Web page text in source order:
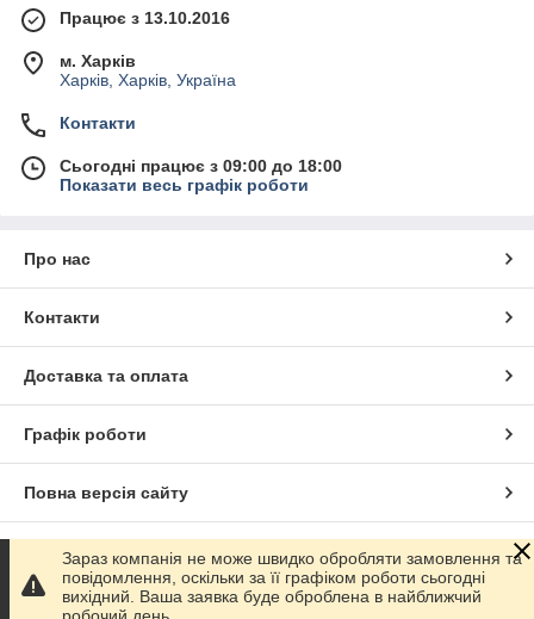
Працює з 13.10.2016
м. Харків
Харків, Харків, Україна
Контакти
Сьогодні працює з 09:00 до 18:00
Показати весь графік роботи
Про нас
Контакти
Доставка та оплата
Графік роботи
Повна версія сайту
Сайт створено на маркетплейсі Prom.ua
Політика конфіденційності
Зараз компанія не може швидко обробляти замовлення та
повідомлення, оскільки за її графіком роботи сьогодні
вихідний. Ваша заявка буде оброблена в найближчий